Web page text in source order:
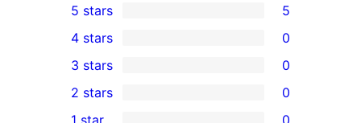
5
5-
star
reviews
5 stars 5
4-
star
4 stars 0
0
3-
3 stars 0
2 stars 0
1 star 0